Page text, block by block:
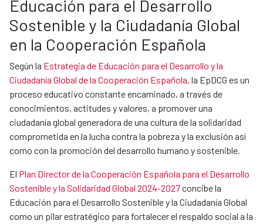
Educación para el Desarrollo
Sostenible y la Ciudadanía Global
en la Cooperación Española
Según la Estrategia de Educación para el Desarrollo y la
Ciudadanía Global de la Cooperación Española, la EpDCG es un
proceso educativo constante encaminado, a través de
conocimientos, actitudes y valores, a promover una
ciudadanía global generadora de una cultura de la solidaridad
comprometida en la lucha contra la pobreza y la exclusión así
como con la promoción del desarrollo humano y sostenible.
El Plan Director de la Cooperación Española para el Desarrollo
Sostenible y la Solidaridad Global 2024-2027concibe la
Educación para el Desarrollo Sostenible y la Ciudadanía Global
como un pilar estratégico para fortalecer el respaldo social a la